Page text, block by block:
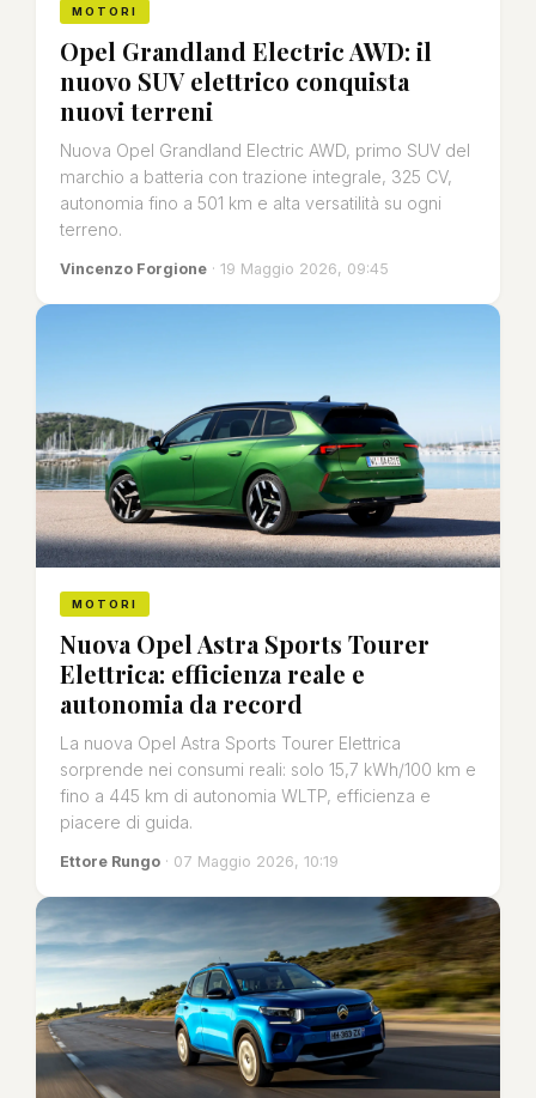
MOTORI
Opel Grandland Electric AWD: il
nuovo SUV elettrico conquista
nuovi terreni
Nuova Opel Grandland Electric AWD, primo SUV del
marchio a batteria con trazione integrale, 325 CV,
autonomia fino a 501 km e alta versatilità su ogni
terreno.
Vincenzo Forgione · 19 Maggio 2026, 09:45
MOTORI
Nuova Opel Astra Sports Tourer
Elettrica: efficienza reale e
autonomia da record
La nuova Opel Astra Sports Tourer Elettrica
sorprende nei consumi reali: solo 15,7 kWh/100 km e
fino a 445 km di autonomia WLTP, efficienza e
piacere di guida.
Ettore Rungo · 07 Maggio 2026, 10:19